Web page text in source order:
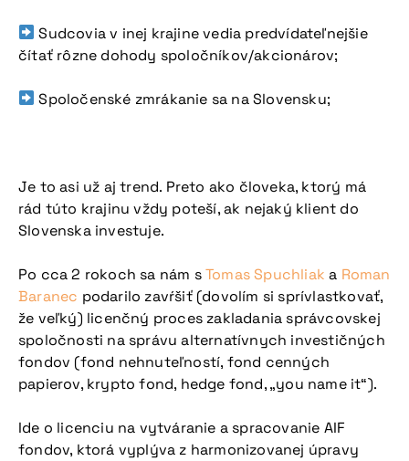
Sudcovia v inej krajine vedia predvídateľnejšie
čítať rôzne dohody spoločníkov/akcionárov;
Spoločenské zmrákanie sa na Slovensku;
Je to asi už aj trend. Preto ako človeka, ktorý má
rád túto krajinu vždy poteší, ak nejaký klient do
Slovenska investuje.
Po cca 2 rokoch sa nám sTomas Spuchliak a Roman
Baranec podarilo zavŕšiť (dovolím si sprívlastkovať,
že veľký) licenčný proces zakladania správcovskej
spoločnosti na správu alternatívnych investičných
fondov (fond nehnuteľností, fond cenných
papierov, krypto fond, hedge fond, „you name it“).
Ide o licenciu na vytváranie a spracovanie AIF
fondov, ktorá vyplýva z harmonizovanej úpravy
Nepremeškajte
našu pripravovanú
konferenciu